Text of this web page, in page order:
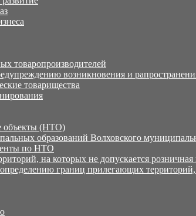
товаропроизводителей
возникновения и
товарищества
объекты (НТО)
образований Волховского
по НТО
на которых не допускается
границ прилегающих